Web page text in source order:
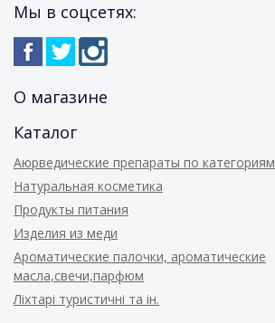
Мы в соцсетях:
О магазине
Каталог
Аюрведические препараты по категориям
Натуральная косметика
Продукты питания
Изделия из меди
Ароматические палочки, ароматические
масла,свечи,парфюм
Ліхтарі туристичні та ін.